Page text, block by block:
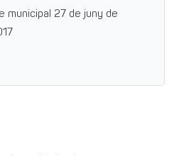
municipal 27 de juny de